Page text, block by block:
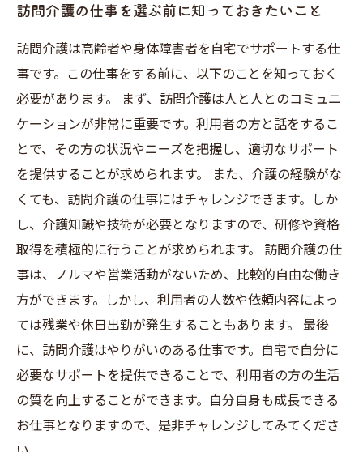
訪問介護の仕事を選ぶ前に知っておきたいこと
訪問介護は高齢者や身体障害者を自宅でサポートする仕
事です。この仕事をする前に、以下のことを知っておく
必要があります。 まず、訪問介護は人と人とのコミュニ
ケーションが非常に重要です。利用者の方と話をするこ
とで、その方の状況やニーズを把握し、適切なサポート
を提供することが求められます。 また、介護の経験がな
くても、訪問介護の仕事にはチャレンジできます。しか
し、介護知識や技術が必要となりますので、研修や資格
取得を積極的に行うことが求められます。 訪問介護の仕
事は、ノルマや営業活動がないため、比較的自由な働き
方ができます。しかし、利用者の人数や依頼内容によっ
ては残業や休日出勤が発生することもあります。 最後
に、訪問介護はやりがいのある仕事です。自宅で自分に
必要なサポートを提供できることで、利用者の方の生活
の質を向上することができます。自分自身も成長できる
お仕事となりますので、是非チャレンジしてみてくださ